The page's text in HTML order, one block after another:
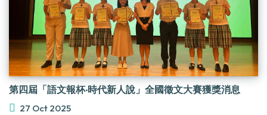
第四屆「語文報杯‧時代新人說」全國徵文大賽獲獎消息
27 Oct 2025